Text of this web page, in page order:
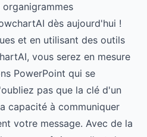
dès aujourd'hui !
et en utilisant des outils
vous serez en mesure
PowerPoint qui se
pas que la clé d'un
capacité à communiquer
votre message. Avec de la